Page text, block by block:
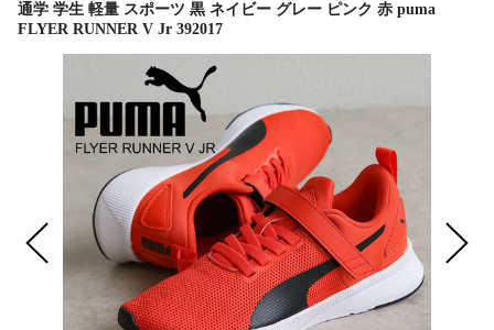
通学 学生 軽量 スポーツ 黒 ネイビー グレー ピンク 赤 puma
FLYER RUNNER V Jr 392017